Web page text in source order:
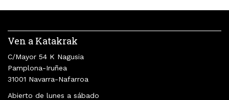
Ven a Katakrak
C/Mayor 54 K Nagusia
Pamplona-Iruñea
31001 Navarra-Nafarroa
Abierto de lunes a sábado